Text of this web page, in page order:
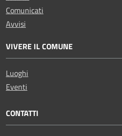
Comunicati
Avvisi
VIVERE IL COMUNE
Luoghi
Eventi
CONTATTI